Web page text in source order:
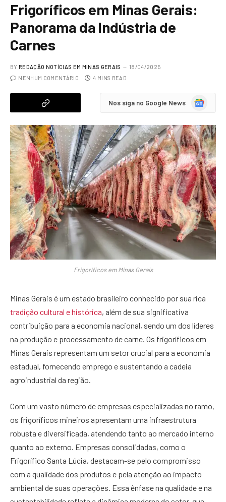
Frigoríficos em Minas Gerais:
Panorama da Indústria de
Carnes
BY REDAÇÃO NOTÍCIAS EM MINAS GERAIS
18/04/2025
NENHUM COMENTÁRIO
4 MINS READ
Nos siga no Google News
Google
Frigoríficos em Minas Gerais
Minas Gerais é um estado brasileiro conhecido por sua rica
tradição cultural e histórica, além de sua significativa
contribuição para a economia nacional, sendo um dos líderes
na produção e processamento de carne. Os frigoríficos em
Minas Gerais representam um setor crucial para a economia
estadual, fornecendo emprego e sustentando a cadeia
agroindustrial da região.
Com um vasto número de empresas especializadas no ramo,
os frigoríficos mineiros apresentam uma infraestrutura
robusta e diversificada, atendendo tanto ao mercado interno
quanto ao externo. Empresas consolidadas, como o
Frigorífico Santa Lúcia, destacam-se pelo compromisso
com a qualidade dos produtos e pela atenção ao impacto
ambiental de suas operações. Essa ênfase na qualidade e na